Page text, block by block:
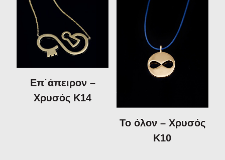
Επ΄άπειρον –
Χρυσός Κ14
Το όλον – Χρυσός
Κ10